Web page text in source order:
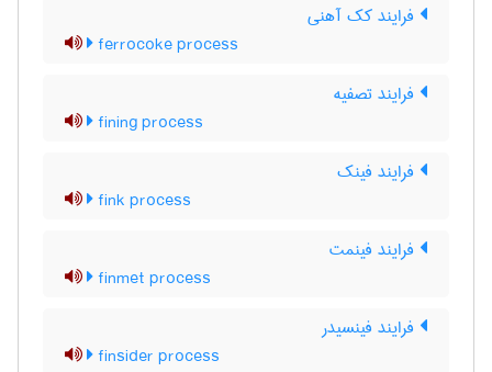
فرایند کک آهنی
ferrocoke process
فرایند تصفیه
fining process
فرایند فینک
fink process
فرایند فینمت
finmet process
فرایند فینسیدر
finsider process